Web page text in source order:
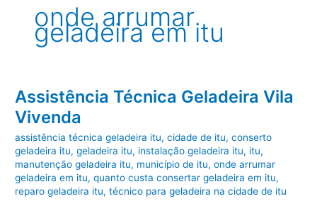
onde arrumar
geladeira em itu
Assistência Técnica Geladeira Vila
Vivenda
assistência técnica geladeira itu,cidade de itu,conserto
geladeira itu,geladeira itu, instalação geladeira itu, itu,
manutenção geladeira itu, município de itu,onde arrumar
geladeira em itu,quanto custa consertar geladeira em itu,
reparo geladeira itu,técnico para geladeira na cidade de itu